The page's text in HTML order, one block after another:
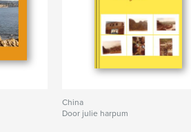
China
Door julie harpum